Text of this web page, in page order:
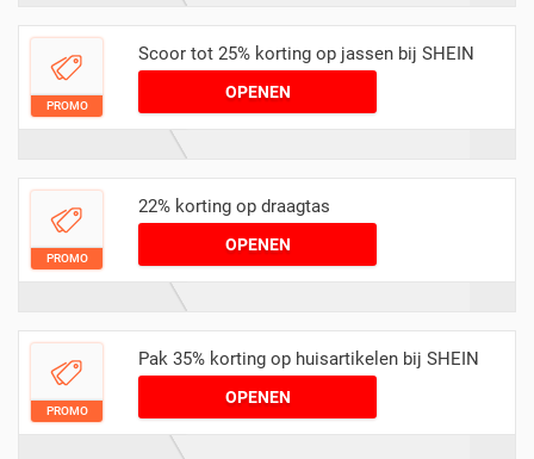
PROMO
Scoor tot 25% korting op jassen bij SHEIN
OPENEN
PROMO
22% korting op draagtas
OPENEN
PROMO
Pak 35% korting op huisartikelen bij SHEIN
OPENEN